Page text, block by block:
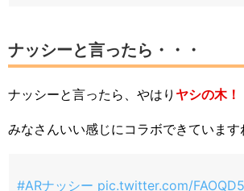
ナッシーと言ったら・・・
ナッシーと言ったら、やはり ヤシの木！
みなさんいい感じにコラボできています
#ARナッシー pic.twitter.com/